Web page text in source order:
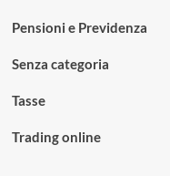
Pensioni e Previdenza
Senza categoria
Tasse
Trading online